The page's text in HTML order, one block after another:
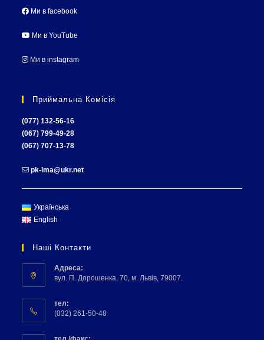
Ми в facebook
Ми в YouTube
Ми в instagram
Приймальна Комісія
(077) 132-56-16
(067) 799-49-28
(067) 707-13-78
pk-lma@ukr.net
Українська
English
Наші Контакти
Адреса:
вул. П. Дорошенка, 70, м. Львів, 79007.
тел:
(032) 261-50-48